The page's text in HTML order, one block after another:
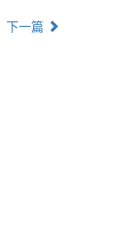
下一篇